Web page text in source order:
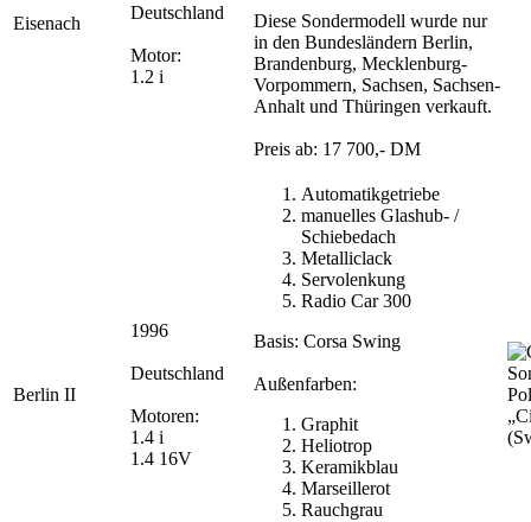
Eisenach
Deutschland
Motor:
1.2 i
Diese Sondermodell wurde nur
in den Bundesländern Berlin,
Brandenburg, Mecklenburg-
Vorpommern, Sachsen, Sachsen-
Anhalt und Thüringen verkauft.
Preis ab: 17 700,- DM
Berlin II
1996
Deutschland
Motoren:
1.4 i
1.4 16V
Automatikgetriebe
manuelles Glashub- /
Schiebedach
Metalliclack
Servolenkung
Radio Car 300
Basis: Corsa Swing
Außenfarben:
Graphit
Heliotrop
Keramikblau
Marseillerot
Rauchgrau